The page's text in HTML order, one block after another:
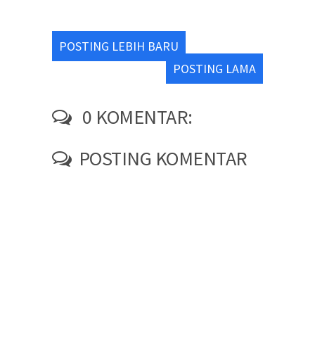
POSTING LEBIH BARU
POSTING LAMA
0 KOMENTAR:
POSTING KOMENTAR